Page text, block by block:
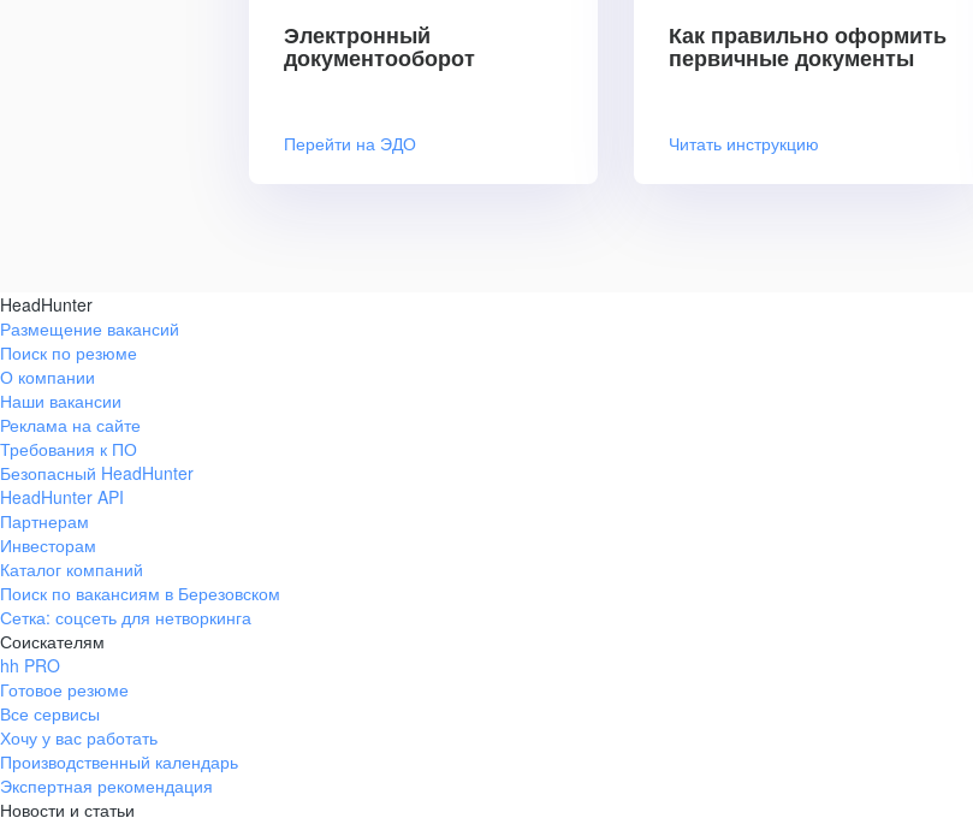
Электронный
документооборот
Перейти на ЭДО
Как правильно оформить
первичные документы
Читать инструкцию
HeadHunter
Размещение вакансий
Поиск по резюме
О компании
Наши вакансии
Реклама на сайте
Требования к ПО
Безопасный HeadHunter
HeadHunter API
Партнерам
Инвесторам
Каталог компаний
Поиск по вакансиям в Березовском
Сетка: соцсеть для нетворкинга
Соискателям
hh PRO
Готовое резюме
Все сервисы
Хочу у вас работать
Производственный календарь
Экспертная рекомендация
Новости и статьи